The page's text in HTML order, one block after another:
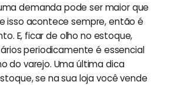
demanda pode ser maior que
isso acontece sempre, então é
E, ficar de olho no estoque,
periodicamente é essencial
do varejo. Uma última dica
se na sua loja você vende